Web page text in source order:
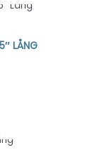
LÅNG